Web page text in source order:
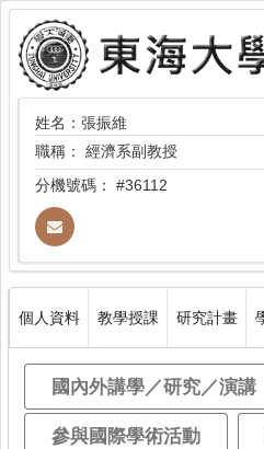
姓名：張振維
職稱： 經濟系副教授
分機號碼： #36112
個人資料 教學授課 研究計畫
國內外講學／研究／演講
參與國際學術活動